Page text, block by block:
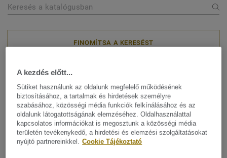
FINOMÍTSA A KERESÉST
93 dokumentumok
TŰZVÉDELMI TANÚSÍTVÁNY
Szűrők törlése
A kezdés előtt...
Sütiket használunk az oldalunk megfelelő működésének
biztosításához, a tartalmak és hirdetések személyre
szabásához, közösségi média funkciók felkínálásához és az
oldalunk látogatottságának elemzéséhez. Oldalhasználattal
kapcsolatos információkat is megosztunk a közösségi média
területén tevékenykedő, a hirdetési és elemzési szolgáltatásokat
nyújtó partnereinkkel. Cookie Tájékoztató